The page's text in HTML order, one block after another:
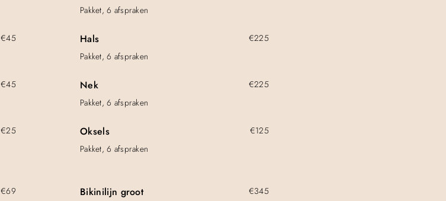
Pakket, 6 afspraken
€45
Hals
€225
Pakket, 6 afspraken
€45
Nek
€225
Pakket, 6 afspraken
€25
Oksels
€125
Pakket, 6 afspraken
€69 Bikinilijn groot €345